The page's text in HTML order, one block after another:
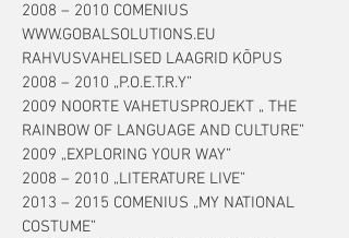
2008 – 2010 COMENIUS
WWW.GOBALSOLUTIONS.EU
RAHVUSVAHELISED LAAGRID KÕPUS
2008 – 2010 „P.O.E.T.R.Y”
2009 NOORTE VAHETUSPROJEKT „ THE
RAINBOW OF LANGUAGE AND CULTURE”
2009 „EXPLORING YOUR WAY”
2008 – 2010 „LITERATURE LIVE”
2013 – 2015 COMENIUS „MY NATIONAL
COSTUME”